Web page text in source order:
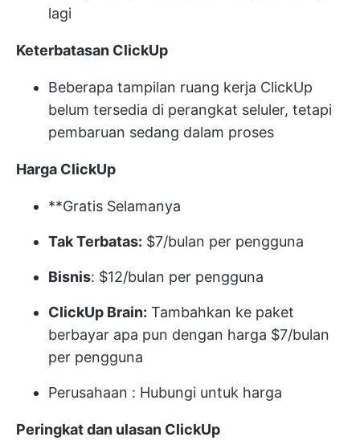
lagi
Keterbatasan ClickUp
Beberapa tampilan ruang kerja ClickUp
belum tersedia di perangkat seluler, tetapi
pembaruan sedang dalam proses
Harga ClickUp
**Gratis Selamanya
Tak Terbatas: $7/bulan per pengguna
Bisnis: $12/bulan per pengguna
ClickUp Brain: Tambahkan ke paket
berbayar apa pun dengan harga $7/bulan
per pengguna
Perusahaan : Hubungi untuk harga
Peringkat dan ulasan ClickUp